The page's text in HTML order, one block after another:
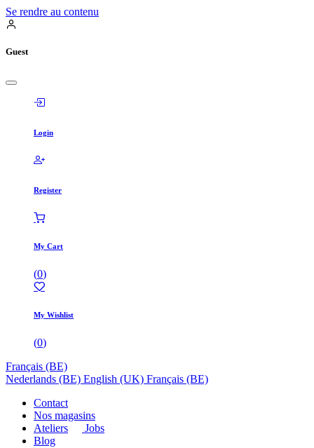
Se rendre au contenu
Guest
Login
Register
My Cart
(0)
My Wishlist
(0)
Français (BE)
Nederlands (BE) English (UK) Français (BE)
Contact
Nos magasins
Ateliers
Jobs
Blog